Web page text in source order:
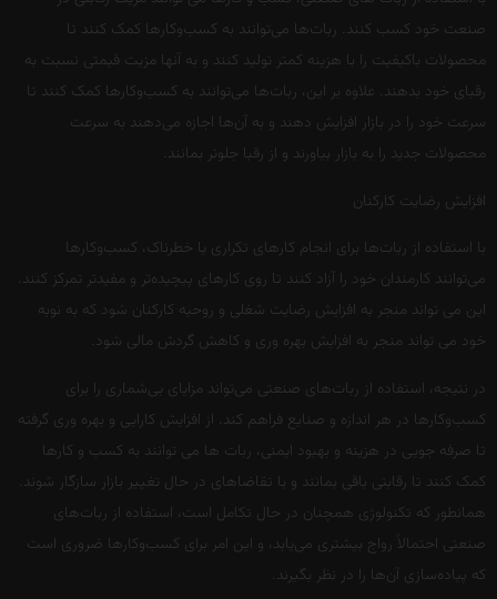
صنعت خود کسب کنند. ربات‌ها می‌توانند به کسب‌وکارها کمک کنند تا
محصولات باکیفیت را با هزینه کمتر تولید کنند و به آنها مزیت قیمتی نسبت به
رقبای خود بدهند. علاوه بر این، ربات‌ها می‌توانند به کسب‌وکارها کمک کنند تا
سرعت خود را در بازار افزایش دهند و به آن‌ها اجازه می‌دهند به سرعت
محصولات جدید را به بازار بیاورند و از رقبا جلوتر بمانند.
افزایش رضایت کارکنان
با استفاده از ربات‌ها برای انجام کارهای تکراری یا خطرناک، کسب‌وکارها
می‌توانند کارمندان خود را آزاد کنند تا روی کارهای پیچیده‌تر و مفیدتر تمرکز کنند.
این می تواند منجر به افزایش رضایت شغلی و روحیه کارکنان شود که به نوبه
خود می تواند منجر به افزایش بهره وری و کاهش گردش مالی شود.
در نتیجه، استفاده از ربات‌های صنعتی می‌تواند مزایای بی‌شماری را برای
کسب‌وکارها در هر اندازه و صنایع فراهم کند. از افزایش کارایی و بهره وری گرفته
تا صرفه جویی در هزینه و بهبود ایمنی، ربات ها می توانند به کسب و کارها
کمک کنند تا رقابتی باقی بمانند و با تقاضاهای در حال تغییر بازار سازگار شوند.
همانطور که تکنولوژی همچنان در حال تکامل است، استفاده از ربات‌های
صنعتی احتمالاً رواج بیشتری می‌یابد، و این امر برای کسب‌وکارها ضروری است
که پیاده‌سازی آن‌ها را در نظر بگیرند.